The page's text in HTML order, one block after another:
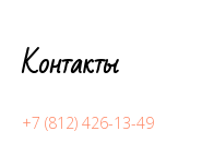
Контакты
+7 (812) 426-13-49